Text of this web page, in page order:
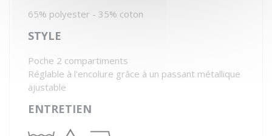
65% polyester - 35% coton
STYLE
Poche 2 compartiments
Réglable à l'encolure grâce à un passant métallique
ajustable
ENTRETIEN